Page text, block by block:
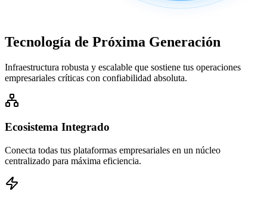
Tecnología de Próxima Generación
Infraestructura robusta y escalable que sostiene tus operaciones
empresariales críticas con confiabilidad absoluta.
Ecosistema Integrado
Conecta todas tus plataformas empresariales en un núcleo
centralizado para máxima eficiencia.